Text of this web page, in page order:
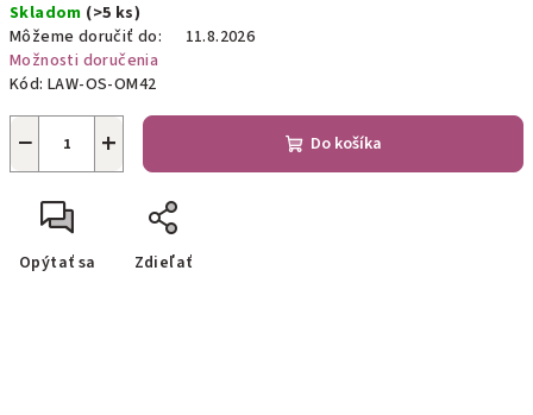
cena:
Skladom (>5 ks)
Môžeme doručiť do:
11.8.2026
Možnosti doručenia
Kód: LAW-OS-OM42
+
− Do košíka
Opýtať sa Zdieľať